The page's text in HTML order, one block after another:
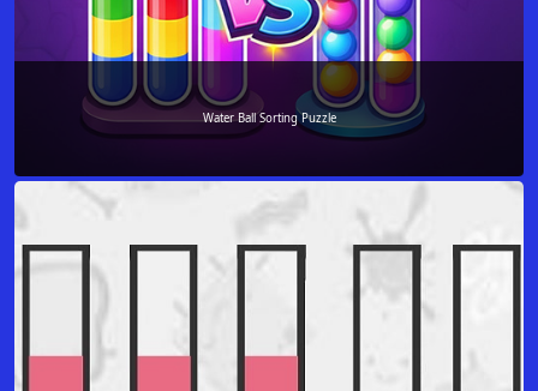
Water Ball Sorting Puzzle